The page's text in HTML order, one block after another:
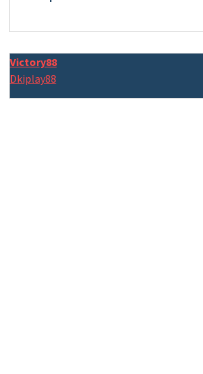
Victory88
Dkiplay88